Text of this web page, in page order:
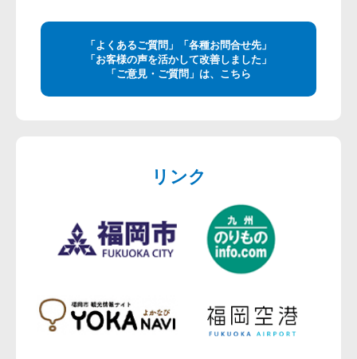
「よくあるご質問」「各種お問合せ先」
「お客様の声を活かして改善しました」
「ご意見・ご質問」は、こちら
リンク